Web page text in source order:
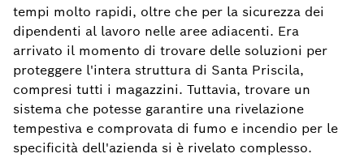
tempi molto rapidi, oltre che per la sicurezza dei
dipendenti al lavoro nelle aree adiacenti. Era
arrivato il momento di trovare delle soluzioni per
proteggere l'intera struttura di Santa Priscila,
compresi tutti i magazzini. Tuttavia, trovare un
sistema che potesse garantire una rivelazione
tempestiva e comprovata di fumo e incendio per le
specificità dell'azienda si è rivelato complesso.